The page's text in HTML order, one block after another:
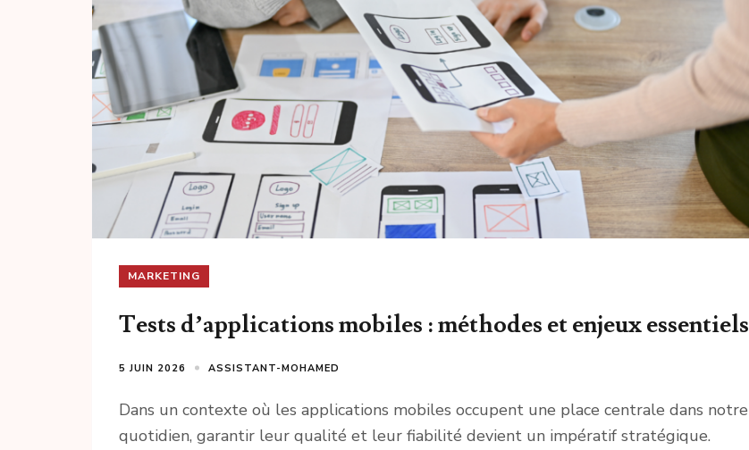
MARKETING
Tests d’applications mobiles : méthodes et enjeux essentiels
5 JUIN 2026 ASSISTANT-MOHAMED
Dans un contexte où les applications mobiles occupent une place centrale dans notre
quotidien, garantir leur qualité et leur fiabilité devient un impératif stratégique.